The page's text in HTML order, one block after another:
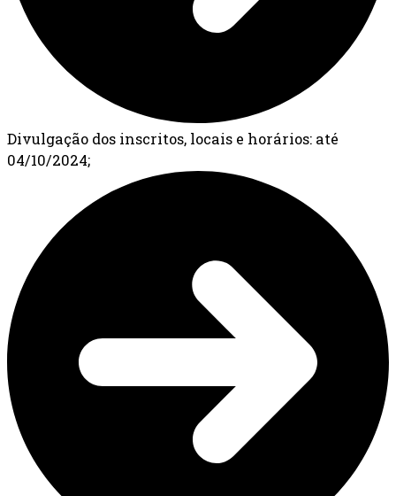
Divulgação dos inscritos, locais e horários: até
04/10/2024;